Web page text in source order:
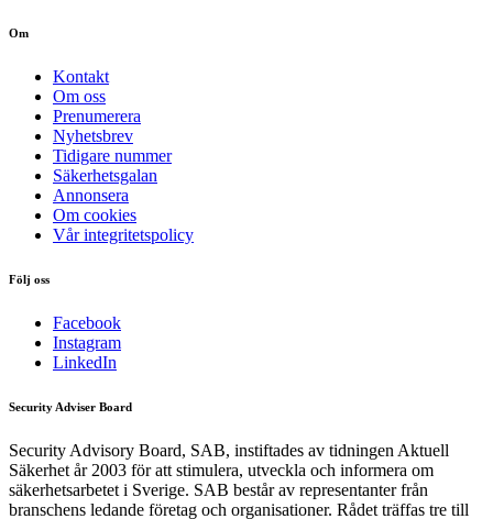
Om
Kontakt
Om oss
Prenumerera
Nyhetsbrev
Tidigare nummer
Säkerhetsgalan
Annonsera
Om cookies
Vår integritetspolicy
Följ oss
Facebook
Instagram
LinkedIn
Security Adviser Board
Security Advisory Board, SAB, instiftades av tidningen Aktuell
Säkerhet år 2003 för att stimulera, utveckla och informera om
säkerhetsarbetet i Sverige. SAB består av representanter från
branschens ledande företag och organisationer. Rådet träffas tre till